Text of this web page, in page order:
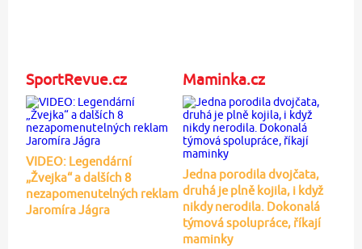
SportRevue.cz
VIDEO: Legendární
„Žvejka“ a dalších 8
nezapomenutelných reklam
Jaromíra Jágra
Maminka.cz
Jedna porodila dvojčata,
druhá je plně kojila, i když
nikdy nerodila. Dokonalá
týmová spolupráce, říkají
maminky